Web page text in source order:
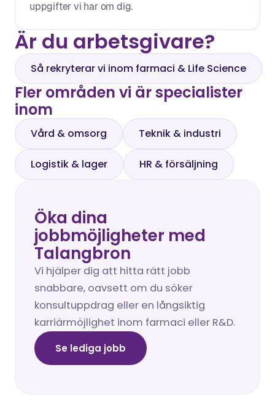
uppgifter vi har om dig.
Är du arbetsgivare?
Så rekryterar vi inom farmaci & Life Science
Fler områden vi är specialister
inom
Vård & omsorg Teknik & industri
Logistik & lager HR & försäljning
Öka dina
jobbmöjligheter med
Talangbron
Vi hjälper dig att hitta rätt jobb
snabbare, oavsett om du söker
konsultuppdrag eller en långsiktig
karriärmöjlighet inom farmaci eller R&D.
Se lediga jobb